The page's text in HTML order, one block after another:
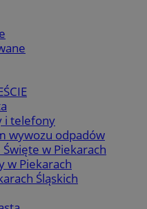
i telefony
wywozu odpadów
w Piekarach
w Piekarach
Śląskich